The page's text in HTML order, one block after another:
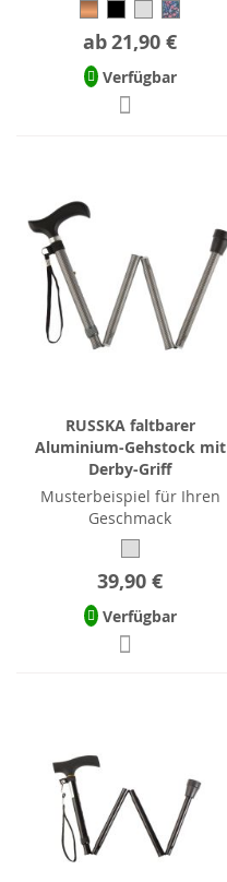
ab21,90 €
Verfügbar
RUSSKA faltbarer
Aluminium-Gehstock mit
Derby-Griff
Musterbeispiel für Ihren
Geschmack
39,90 €
Verfügbar